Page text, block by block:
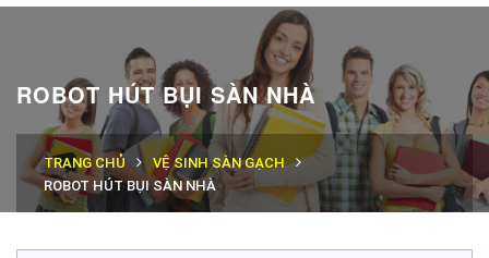
ROBOT HÚT BỤI SÀN NHÀ
TRANG CHỦ
VỆ SINH SÀN GẠCH
ROBOT HÚT BỤI SÀN NHÀ